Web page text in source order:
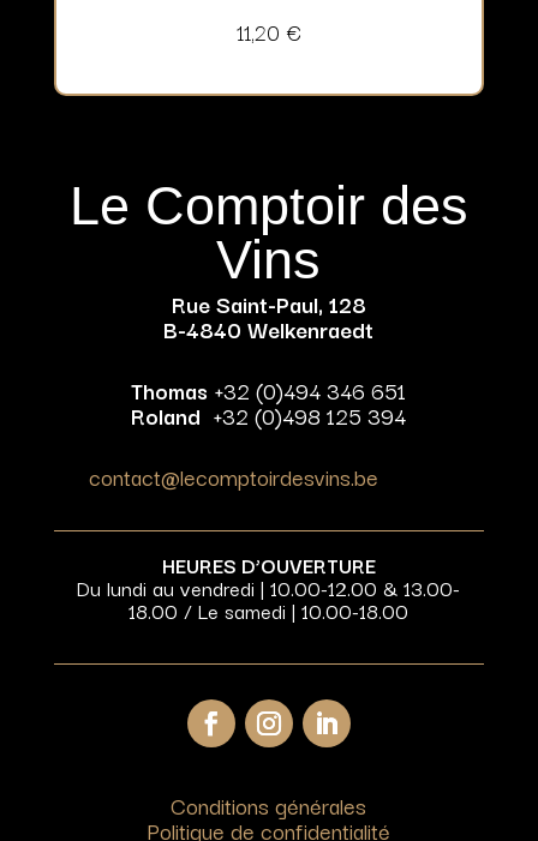
11,20 €
Le Comptoir des
Vins
Rue Saint-Paul, 128
B-4840 Welkenraedt
Thomas +32 (0)494 346 651
Roland +32 (0)498 125 394
contact@lecomptoirdesvins.be
HEURES D’OUVERTURE
Du lundi au vendredi | 10.00-12.00 & 13.00-
18.00 / Le samedi | 10.00-18.00
Conditions générales
Politique de confidentialité